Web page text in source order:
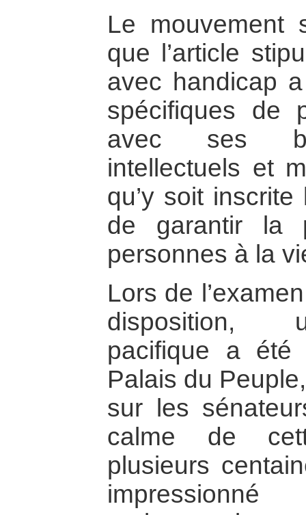
Le mouvement
que l’article
avec handicap
spécifiques de
avec ses
intellectuels et
qu’y soit inscrite
de garantir la
personnes à la
Lors de
disposition,
pacifique a été
Palais du
sur les
calme de
plusieurs